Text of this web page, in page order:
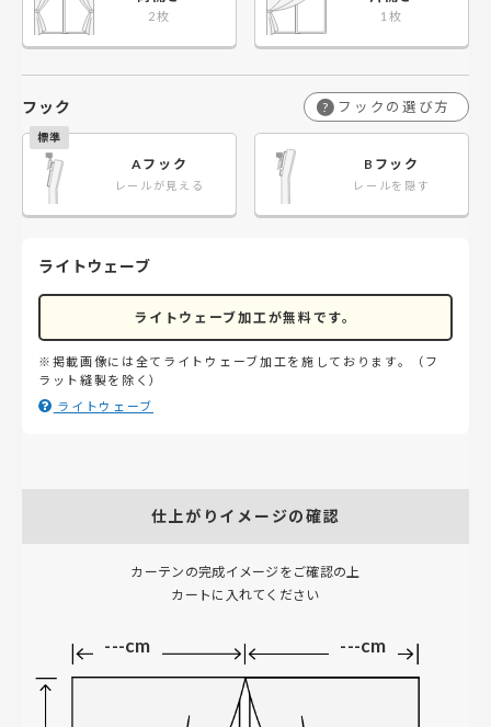
フック ? フックの選び方
Aフック
レールが見える
Bフック
レールを隠す
ライトウェーブ
ライトウェーブ加工が無料です。
※掲載画像には全てライトウェーブ加工を施しております。（フ
ラット縫製を除く）
ライトウェーブ
仕上がりイメージの確認
カーテンの完成イメージをご確認の上
カートに入れてください
---cm ---cm